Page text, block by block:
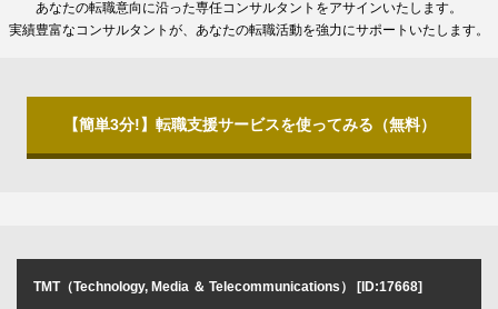
あなたの転職意向に沿った専任コンサルタントをアサインいたします。
実績豊富なコンサルタントが、あなたの転職活動を強力にサポートいたします。
【簡単3分!】転職支援サービスを使ってみる（無料）
TMT（Technology, Media ＆ Telecommunications） [ID:17668]